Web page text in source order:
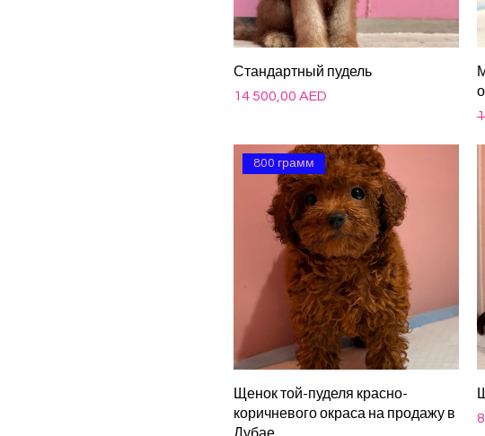
Стандартный пудель
Цена
14 500,00 AED
800 грамм
Щенок той-пуделя красно-
коричневого окраса на продажу в